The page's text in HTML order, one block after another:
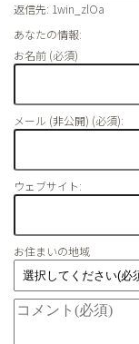
返信先: 1win_zlOa
あなたの情報:
お名前 (必須)
メール (非公開) (必須):
ウェブサイト:
お住まいの地域